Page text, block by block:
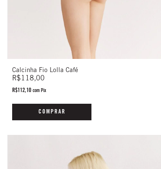
Calcinha Fio Lolla Café
R$118,00
R$112,10 com Pix
COMPRAR